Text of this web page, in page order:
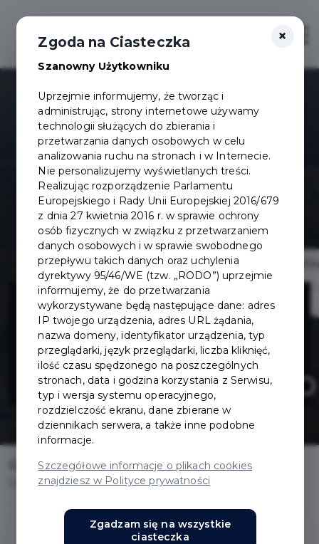
Dokumentacja
projektowa ul.
Kochanowskiego
Home
Inwestycje
Dokumentacja projektowa ul. Kochanowskiego
×
Zgoda na Ciasteczka
Szanowny Użytkowniku
Uprzejmie informujemy, że tworząc i
administrując, strony internetowe używamy
technologii służących do zbierania i
przetwarzania danych osobowych w celu
analizowania ruchu na stronach i w Internecie.
Nie personalizujemy wyświetlanych treści.
Realizując rozporządzenie Parlamentu
Europejskiego i Rady Unii Europejskiej 2016/679
z dnia 27 kwietnia 2016 r. w sprawie ochrony
osób fizycznych w związku z przetwarzaniem
danych osobowych i w sprawie swobodnego
przepływu takich danych oraz uchylenia
dyrektywy 95/46/WE (tzw. „RODO”) uprzejmie
informujemy, że do przetwarzania
wykorzystywane będą następujące dane: adres
IP twojego urządzenia, adres URL żądania,
nazwa domeny, identyfikator urządzenia, typ
przeglądarki, język przeglądarki, liczba kliknięć,
ilość czasu spędzonego na poszczególnych
stronach, data i godzina korzystania z Serwisu,
typ i wersja systemu operacyjnego,
rozdzielczość ekranu, dane zbierane w
dziennikach serwera, a także inne podobne
informacje.
Szczegółowe informacje o plikach cookies
znajdziesz w Polityce prywatności
Zgadzam się na wszystkie
ciasteczka